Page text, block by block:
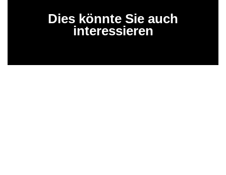
Dies könnte Sie auch
interessieren